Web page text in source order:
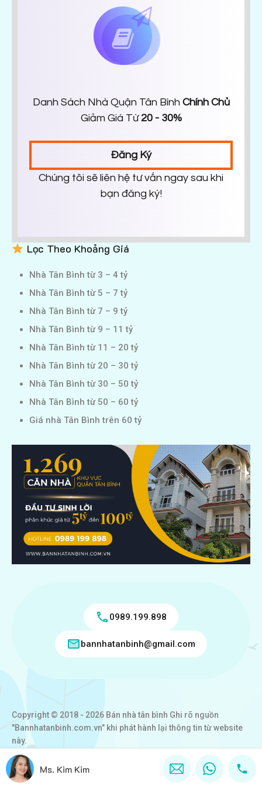
Danh Sách Nhà Quận Tân Bình Chính Chủ
Giảm Giá Từ 20 - 30%
Đăng Ký
Chúng tôi sẽ liên hệ tư vấn ngay sau khi
bạn đăng ký!
Lọc Theo Khoảng Giá
Nhà Tân Bình từ 3 – 4 tỷ
Nhà Tân Bình từ 5 – 7 tỷ
Nhà Tân Bình từ 7 – 9 tỷ
Nhà Tân Bình từ 9 – 11 tỷ
Nhà Tân Bình từ 11 – 20 tỷ
Nhà Tân Bình từ 20 – 30 tỷ
Nhà Tân Bình từ 30 – 50 tỷ
Nhà Tân Bình từ 50 – 60 tỷ
Giá nhà Tân Bình trên 60 tỷ
0989.199.898
bannhatanbinh@gmail.com
Copyright © 2018 - 2026 Bán nhà tân bình Ghi rõ nguồn
"Bannhatanbinh.com.vn" khi phát hành lại thông tin từ website
này.
VICTORY REAL
Ms. Kim Kim